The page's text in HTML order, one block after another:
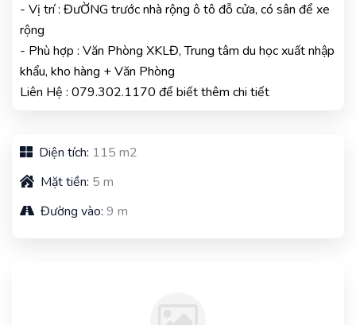
- Vị trí : ĐưỜNG trước nhà rộng ô tô đỗ cửa, có sân để xe
rộng
- Phù hợp : Văn Phòng XKLĐ, Trung tâm du học xuất nhập
khẩu, kho hàng + Văn Phòng
Liên Hệ : 079.302.1170 để biết thêm chi tiết
Diện tích: 115 m2
Mặt tiền: 5 m
Đường vào: 9 m